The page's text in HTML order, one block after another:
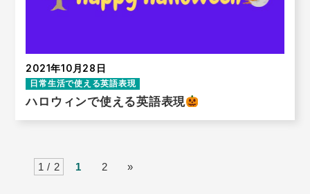
2021年10月28日
日常生活で使える英語表現
ハロウィンで使える英語表現
1 / 2 1 2 »